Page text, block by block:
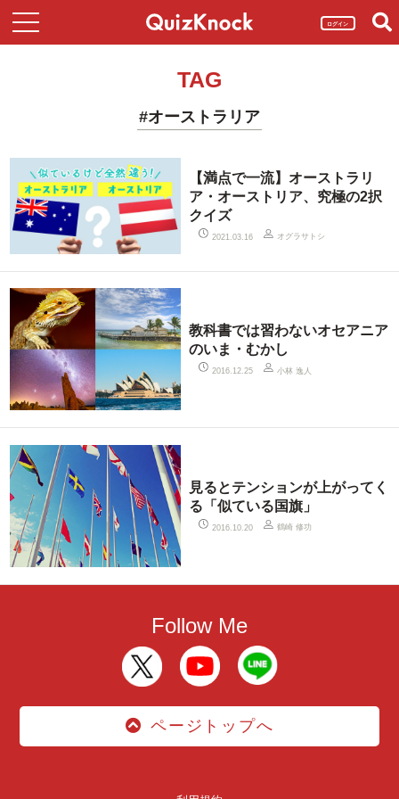
ログイン
TAG
#オーストラリア
【満点で一流】オーストラリ
ア・オーストリア、究極の2択
クイズ
2021.03.16 オグラサトシ
教科書では習わないオセアニア
のいま・むかし
2016.12.25 小林 逸人
見るとテンションが上がってく
る「似ている国旗」
2016.10.20 鶴崎 修功
Follow Me
ページトップへ